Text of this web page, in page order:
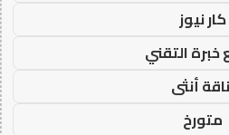
كار نيوز
التقني
أنثى
متورخ